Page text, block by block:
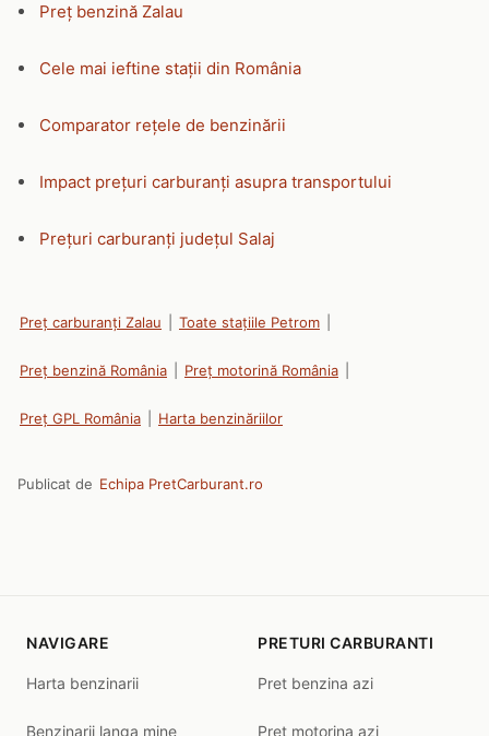
Preț benzină Zalau
Cele mai ieftine stații din România
Comparator rețele de benzinării
Impact prețuri carburanți asupra transportului
Prețuri carburanți județul Salaj
Preț carburanți Zalau Toate stațiile Petrom
Preț benzină România Preț motorină România
Preț GPL România Harta benzinăriilor
Publicat de Echipa PretCarburant.ro
NAVIGARE
Harta benzinarii
Benzinarii langa mine
PRETURI CARBURANTI
Pret benzina azi
Pret motorina azi